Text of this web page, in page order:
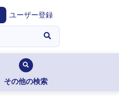
ユーザー登録
その他の検索